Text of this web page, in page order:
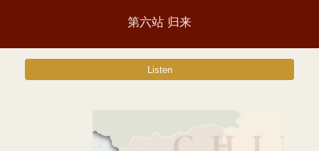
第六站 归来